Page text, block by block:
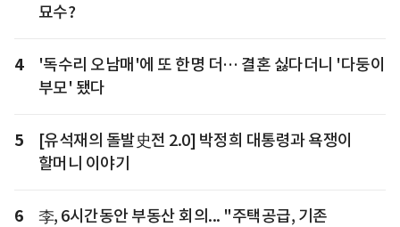
묘수?
4
'독수리 오남매'에 또 한명 더… 결혼 싫다더니 '다둥이
부모' 됐다
5
[유석재의 돌발史전 2.0] 박정희 대통령과 욕쟁이
할머니 이야기
6
李, 6시간동안 부동산 회의... "주택공급, 기존